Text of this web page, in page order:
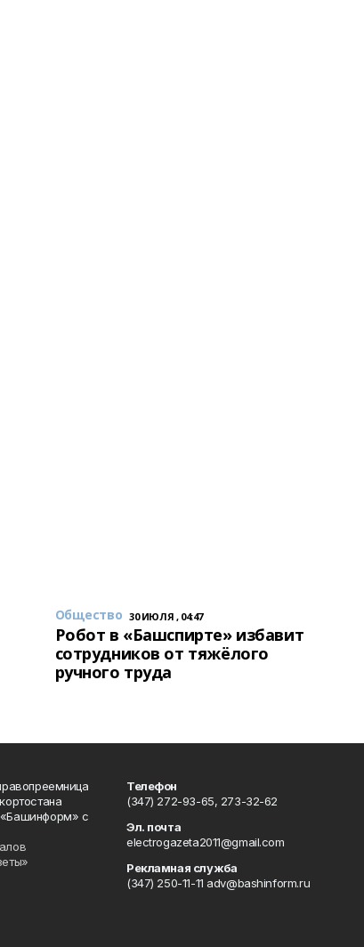
Общество 30 ИЮЛЯ , 04:47
Робот в «Башспирте» избавит
сотрудников от тяжёлого
ручного труда
с
Телефон
(347) 272-93-65, 273-32-62
Эл. почта
electrogazeta2011@gmail.com
Рекламная служба
(347) 250-11-11 adv@bashinform.ru